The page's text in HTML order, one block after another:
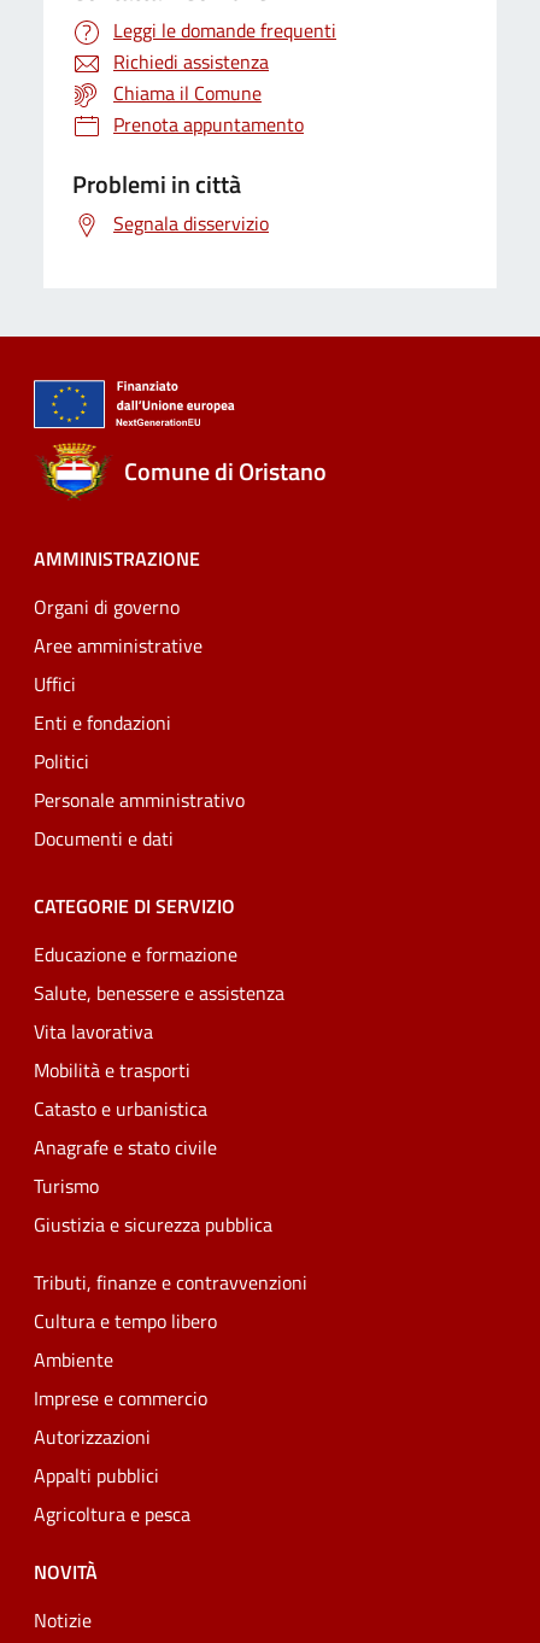
Leggi le domande frequenti
Richiedi assistenza
Chiama il Comune
Prenota appuntamento
Problemi in città
Segnala disservizio
Comune di Oristano
AMMINISTRAZIONE
Organi di governo
Aree amministrative
Uffici
Enti e fondazioni
Politici
Personale amministrativo
Documenti e dati
CATEGORIE DI SERVIZIO
Educazione e formazione
Salute, benessere e assistenza
Vita lavorativa
Mobilità e trasporti
Catasto e urbanistica
Anagrafe e stato civile
Turismo
Giustizia e sicurezza pubblica
Tributi, finanze e contravvenzioni
Cultura e tempo libero
Ambiente
Imprese e commercio
Autorizzazioni
Appalti pubblici
Agricoltura e pesca
NOVITÀ
Notizie